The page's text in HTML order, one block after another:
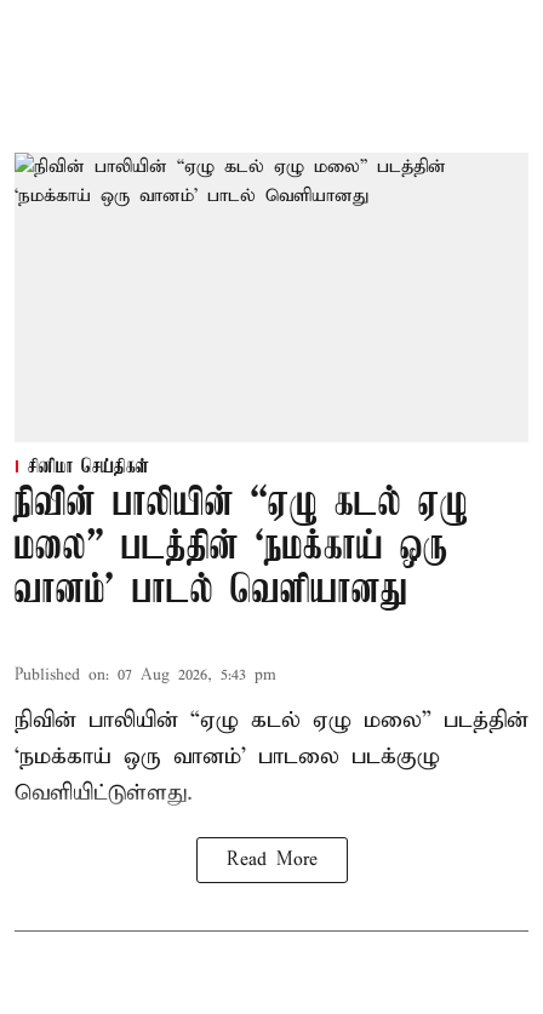
சினிமா செய்திகள்
நிவின் பாலியின் “ஏழு கடல் ஏழு
மலை” படத்தின் ‘நமக்காய் ஒரு
வானம்’ பாடல் வெளியானது
Published on: 07 Aug 2026, 5:43 pm
நிவின் பாலியின் “ஏழு கடல் ஏழு மலை” படத்தின்
‘நமக்காய் ஒரு வானம்’ பாடலை படக்குழு
வெளியிட்டுள்ளது.
Read More